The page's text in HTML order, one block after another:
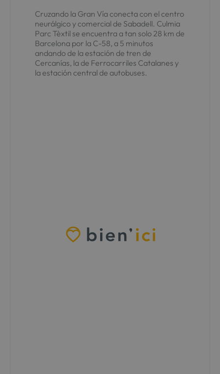
Cruzando la Gran Vía conecta con el centro
neurálgico y comercial de Sabadell. Culmia
Parc Tèxtil se encuentra a tan solo 28 km de
Barcelona por la C-58, a 5 minutos
andando de la estación de tren de
Cercanías, la de Ferrocarriles Catalanes y
la estación central de autobuses.